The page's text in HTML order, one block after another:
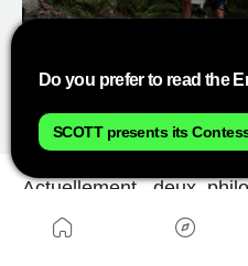
Certaines raisons de vous
éloigner de la route en
Actuellement, deux
puissance coexistent
situés sur le
Do you prefer to read the
SCOTT presents its